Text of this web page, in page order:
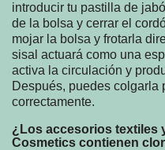
introducir tu pastilla de
de la bolsa y cerrar el
mojar la bolsa y frotarla
sisal actuará como una
activa la circulación y
Después, puedes colgarla
correctamente.
¿Los accesorios textiles
Cosmetics contienen